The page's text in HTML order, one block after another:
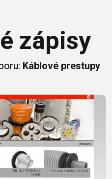
zápisy
Káblové prestupy